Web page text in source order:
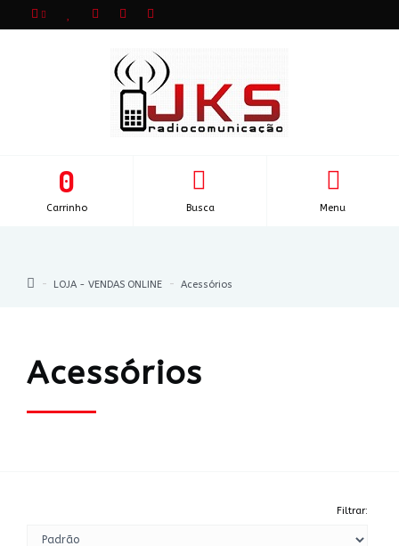
Menu
Busca
0
Carrinho
LOJA - VENDAS ONLINE Acessórios
Acessórios
Filtrar: